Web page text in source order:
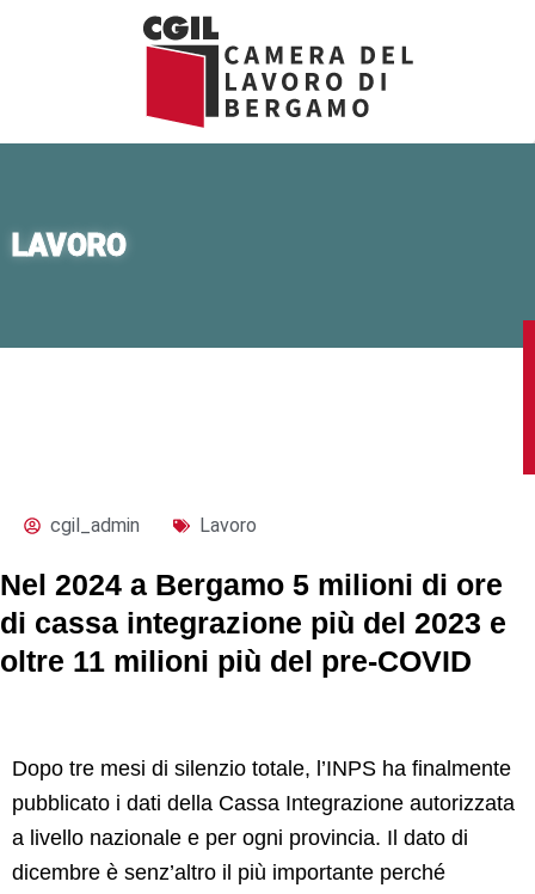
LAVORO
cgil_admin Lavoro
Nel 2024 a Bergamo 5 milioni di ore
di cassa integrazione più del 2023 e
oltre 11 milioni più del pre-COVID
Dopo tre mesi di silenzio totale, l’INPS ha finalmente
pubblicato i dati della Cassa Integrazione autorizzata
a livello nazionale e per ogni provincia. Il dato di
dicembre è senz’altro il più importante perché